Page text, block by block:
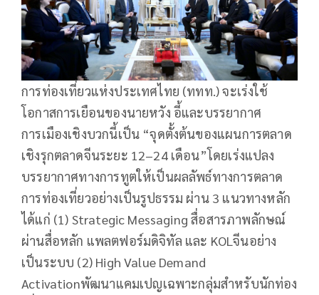
การท่องเที่ยวแห่งประเทศไทย (ททท.) จะเร่งใช้
โอกาสการเยือนของนายหวัง อี้และบรรยากาศ
การเมืองเชิงบวกนี้เป็น “จุดตั้งต้นของแผนการตลาด
เชิงรุกตลาดจีนระยะ 12–24 เดือน”โดยเร่งแปลง
บรรยากาศทางการทูตให้เป็นผลลัพธ์ทางการตลาด
การท่องเที่ยวอย่างเป็นรูปธรรม ผ่าน 3 แนวทางหลัก
ได้แก่ (1) Strategic Messaging สื่อสารภาพลักษณ์
ผ่านสื่อหลัก แพลตฟอร์มดิจิทัล และ KOLจีนอย่าง
เป็นระบบ (2) High Value Demand
Activationพัฒนาแคมเปญเฉพาะกลุ่มสำหรับนักท่อง